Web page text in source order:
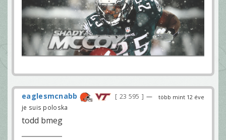
több mint 12 éve
eaglesmcnabb 23 595
—
je suis poloska
todd bmeg